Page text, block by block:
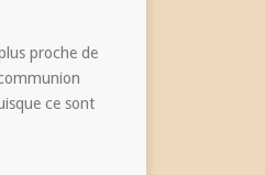
proche de
ce sont